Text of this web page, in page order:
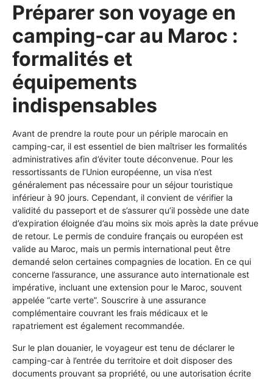
Préparer son voyage en
camping-car au Maroc :
formalités et
équipements
indispensables
Avant de prendre la route pour un périple marocain en
camping-car, il est essentiel de bien maîtriser les formalités
administratives afin d’éviter toute déconvenue. Pour les
ressortissants de l’Union européenne, un visa n’est
généralement pas nécessaire pour un séjour touristique
inférieur à 90 jours. Cependant, il convient de vérifier la
validité du passeport et de s’assurer qu’il possède une date
d’expiration éloignée d’au moins six mois après la date prévue
de retour. Le permis de conduire français ou européen est
valide au Maroc, mais un permis international peut être
demandé selon certaines compagnies de location. En ce qui
concerne l’assurance, une assurance auto internationale est
impérative, incluant une extension pour le Maroc, souvent
appelée “carte verte”. Souscrire à une assurance
complémentaire couvrant les frais médicaux et le
rapatriement est également recommandée.
Sur le plan douanier, le voyageur est tenu de déclarer le
camping-car à l’entrée du territoire et doit disposer des
documents prouvant sa propriété, ou une autorisation écrite